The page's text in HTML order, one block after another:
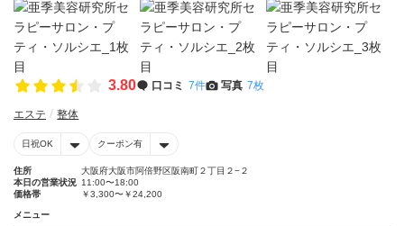
3.80 口コミ 7件 写真 7枚
エステ 整体
日祝OK クーポン有
住所
大阪府大阪市阿倍野区阪南町２丁目２−２
本日の営業状況 11:00〜18:00
価格帯
￥3,300〜￥24,200
メニュー